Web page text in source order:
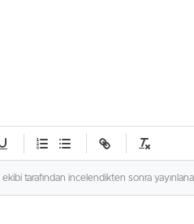
ekibi tarafından incelendikten sonra